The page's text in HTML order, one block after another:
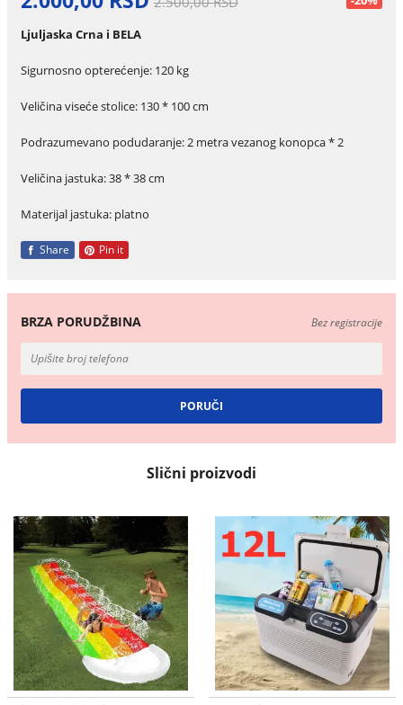
Ljuljaska Crna i BELA
Sigurnosno opterećenje: 120 kg
Veličina viseće stolice: 130 * 100 cm
Podrazumevano podudaranje: 2 metra vezanog konopca * 2
Veličina jastuka: 38 * 38 cm
Materijal jastuka: platno
Share Pin it
BRZA PORUDŽBINA Bez registracije
Slični proizvodi